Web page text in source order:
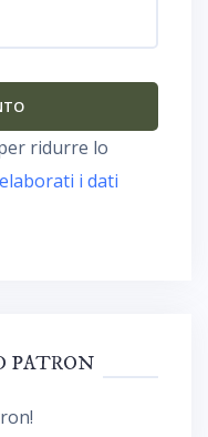
ridurre lo
i dati
PATRON